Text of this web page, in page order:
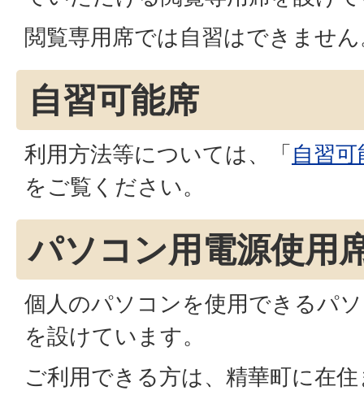
閲覧専用席では自習はできませ
自習可能席
利用方法等については、「自習
をご覧ください。
パソコン用電源使用
個人のパソコンを使用できるパ
を設けています。
ご利用できる方は、精華町に在